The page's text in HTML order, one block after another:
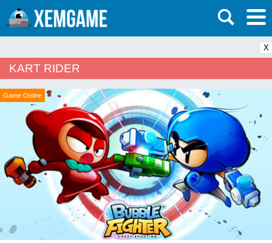
X
KART RIDER
Game Online